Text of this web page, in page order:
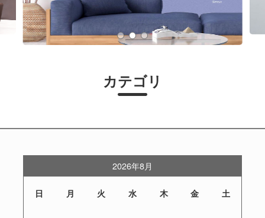
カテゴリ
2026年8月
日 月 火 水 木 金 土